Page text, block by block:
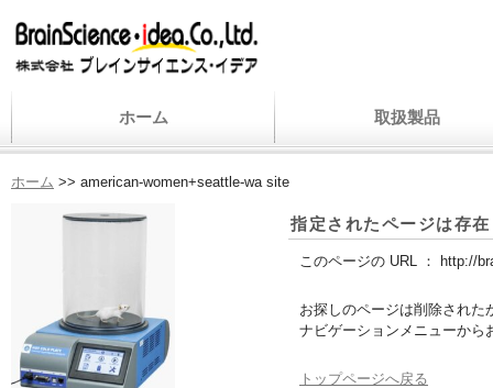
ホーム 取扱製品
ホーム >> american-women+seattle-wa site
指定されたページは存
このページの URL ： http://
お探しのページは削除された
ナビゲーションメニューから
トップページへ戻る